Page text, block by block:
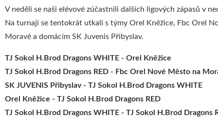
V neděli se naši elévové zúčastnili dalších ligových zápasů v
Na turnaji se tentokrát utkali s týmy Orel Kněžice, Fbc Orel
Moravě a domácím SK Juvenis Přibyslav.
TJ Sokol H.Brod Dragons WHITE - Orel Kněžice
TJ Sokol H.Brod Dragons RED - Fbc Orel Nové Město na
SK JUVENIS Přibyslav - TJ Sokol H.Brod Dragons WHITE
Orel Kněžice - TJ Sokol H.Brod Dragons RED
TJ Sokol H.Brod Dragons WHITE - TJ Sokol H.Brod Dragons